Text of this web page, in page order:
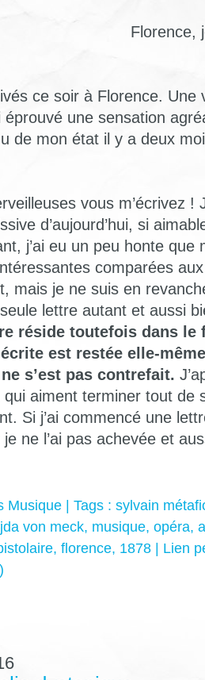
Florence,
ce soir à Florence. Une
éprouvé une sensation
de mon état il y a deux
vous m’écrivez !
d’aujourd’hui, si
j’ai eu un peu honte que
comparées
mais je ne suis en
lettre autant et aussi
réside toutefois dans le
est restée elle-
s’est pas contrefait.
aiment terminer tout de
Si j’ai commencé une
ne l’ai pas achevée et
Musique | Tags : sylvain
von meck, musique, opéra,
, florence, 1878 | Lien